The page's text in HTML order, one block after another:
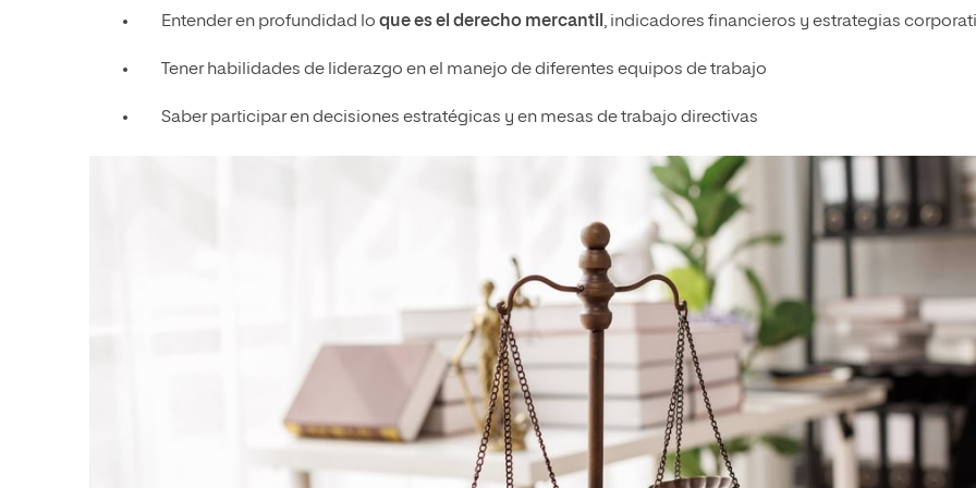
Entender en profundidad lo que es el derecho mercantil, indicadores financieros y estrategias
Tener habilidades de liderazgo en el manejo de diferentes equipos de trabajo
Saber participar en decisiones estratégicas y en mesas de trabajo directivas